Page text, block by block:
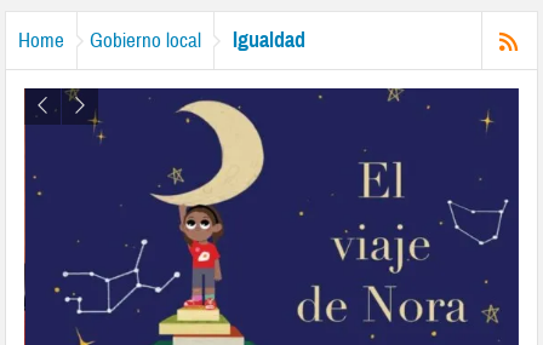
Home Gobierno local Igualdad